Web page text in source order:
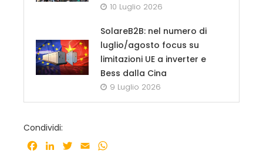
10 Luglio 2026
SolareB2B: nel numero di
luglio/agosto focus su
limitazioni UE a inverter e
Bess dalla Cina
9 Luglio 2026
Condividi:
Facebook
LinkedInTwitter
Email